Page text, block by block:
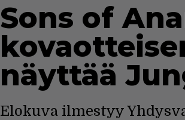
Sons of
näyttää
Elokuva ilmestyy